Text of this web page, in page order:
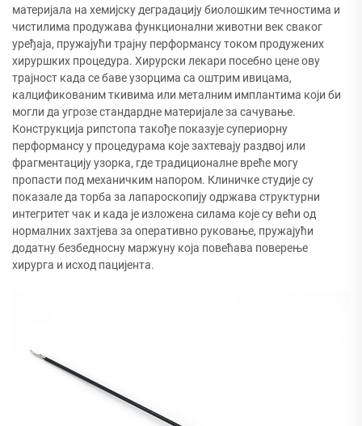
материјала на хемијску деградацију биолошким течностима и
чистилима продужава функционални животни век сваког
уређаја, пружајући трајну перформансу током продужених
хируршких процедура. Хирурски лекари посебно цене ову
трајност када се баве узорцима са оштрим ивицама,
калцификованим ткивима или металним имплантима који би
могли да угрозе стандардне материјале за сачување.
Конструкција рипстопа такође показује супериорну
перформансу у процедурама које захтевају раздвој или
фрагментацију узорка, где традиционалне вреће могу
пропасти под механичким напором. Клиничке студије су
показале да торба за лапароскопију одржава структурни
интегритет чак и када је изложена силама које су већи од
нормалних захтјева за оперативно руковање, пружајући
додатну безбедносну маржуну која повећава поверење
хирурга и исход пацијента.